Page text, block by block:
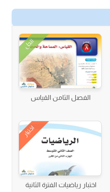
الحل
الفصل الثامن القياس
اختبار
اختبار رياضيات الفترة الثانية